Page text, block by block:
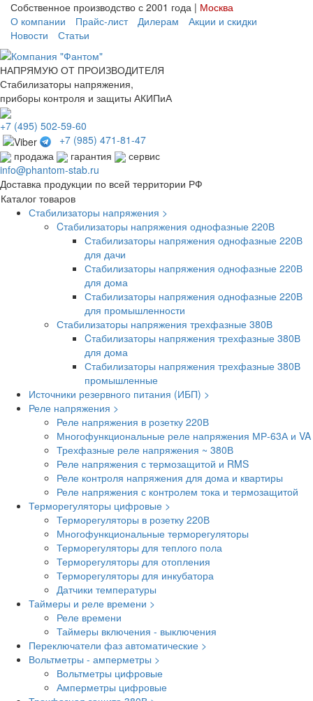
Собственное производство с 2001 года | Москва
О компании
Прайс-лист Дилерам
Акции и скидки
Новости
Статьи
НАПРЯМУЮ ОТ ПРОИЗВОДИТЕЛЯ
Стабилизаторы напряжения,
приборы контроля и защиты АКИПиА
+7 (495) 502-59-60
+7 (985) 471-81-47
продажа
гарантия
сервис
info@phantom-stab.ru
Доставка продукции по всей территории РФ
Каталог товаров
Стабилизаторы напряжения >
Cтабилизаторы напряжения однофазные 220В
Стабилизаторы напряжения однофазные 220В
для дачи
Стабилизаторы напряжения однофазные 220В
для дома
Стабилизаторы напряжения однофазные 220В
для промышленности
Стабилизаторы напряжения трехфазные 380В
Cтабилизаторы напряжения трехфазные 380В
для дома
Стабилизаторы напряжения трехфазные 380В
промышленные
Источники резервного питания (ИБП) >
Реле напряжения >
Реле напряжения в розетку 220В
Многофункциональные реле напряжения МР-63А и VA
Трехфазные реле напряжения ~ 380В
Реле напряжения с термозащитой и RMS
Реле контроля напряжения для дома и квартиры
Реле напряжения с контролем тока и термозащитой
Терморегуляторы цифровые >
Терморегуляторы в розетку 220В
Многофункциональные терморегуляторы
Терморегуляторы для теплого пола
Терморегуляторы для отопления
Терморегуляторы для инкубатора
Датчики температуры
Таймеры и реле времени >
Реле времени
Таймеры включения - выключения
Переключатели фаз автоматические >
Вольтметры - амперметры >
Вольтметры цифровые
Амперметры цифровые